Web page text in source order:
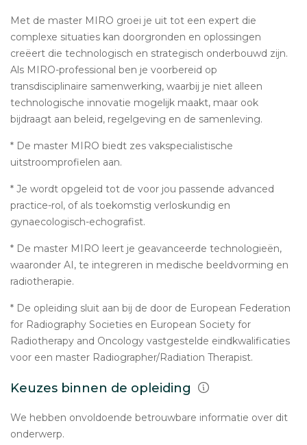
Met de master MIRO groei je uit tot een expert die
complexe situaties kan doorgronden en oplossingen
creëert die technologisch en strategisch onderbouwd zijn.
Als MIRO-professional ben je voorbereid op
transdisciplinaire samenwerking, waarbij je niet alleen
technologische innovatie mogelijk maakt, maar ook
bijdraagt aan beleid, regelgeving en de samenleving.
* De master MIRO biedt zes vakspecialistische
uitstroomprofielen aan.
* Je wordt opgeleid tot de voor jou passende advanced
practice-rol, of als toekomstig verloskundig en
gynaecologisch-echografist.
* De master MIRO leert je geavanceerde technologieën,
waaronder AI, te integreren in medische beeldvorming en
radiotherapie.
* De opleiding sluit aan bij de door de European Federation
for Radiography Societies en European Society for
Radiotherapy and Oncology vastgestelde eindkwalificaties
voor een master Radiographer/Radiation Therapist.
Keuzes binnen de opleiding
We hebben onvoldoende betrouwbare informatie over dit
onderwerp.